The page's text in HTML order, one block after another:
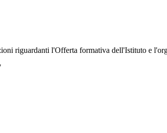
riguardanti l'Offerta formativa dell'Istituto e